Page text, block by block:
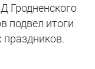
Гродненского
подвел итоги
праздников.